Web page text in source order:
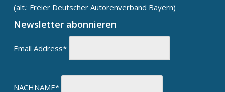
(alt.: Freier Deutscher Autorenverband Bayern)
Newsletter abonnieren
Email Address*
NACHNAME*